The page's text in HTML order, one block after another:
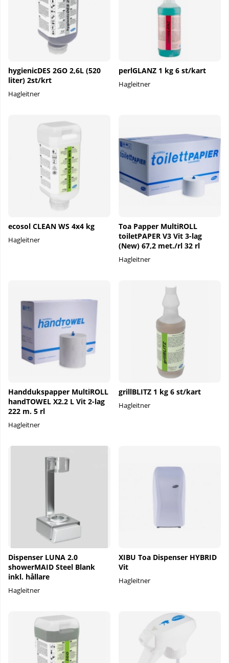
hygienicDES 2GO 2,6L (520
liter) 2st/krt
Hagleitner
perlGLANZ 1 kg 6 st/kart
Hagleitner
ecosol CLEAN WS 4x4 kg
Hagleitner
Toa Papper MultiROLL
toiletPAPER V3 Vit 3-lag
(New) 67,2 met./rl 32 rl
Hagleitner
Handdukspapper MultiROLL
handTOWEL X2.2 L Vit 2-lag
222 m. 5 rl
Hagleitner
grillBLITZ 1 kg 6 st/kart
Hagleitner
Dispenser LUNA 2.0
showerMAID Steel Blank
inkl. hållare
Hagleitner
XIBU Toa Dispenser HYBRID
Vit
Hagleitner